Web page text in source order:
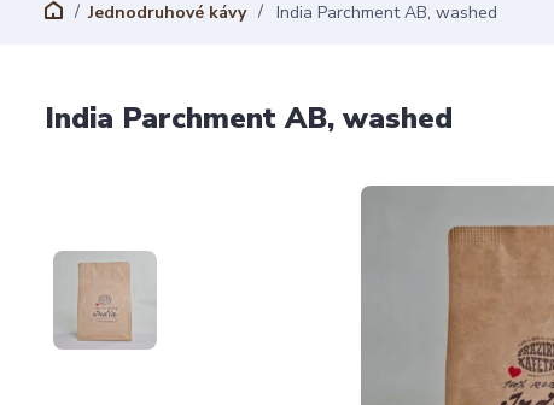
Jednodruhové kávy India Parchment AB, washed
India Parchment AB, washed